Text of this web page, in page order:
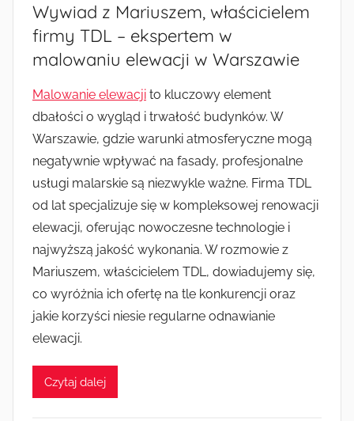
Wywiad z Mariuszem, właścicielem
firmy TDL – ekspertem w
malowaniu elewacji w Warszawie
Malowanie elewacji to kluczowy element
dbałości o wygląd i trwałość budynków. W
Warszawie, gdzie warunki atmosferyczne mogą
negatywnie wpływać na fasady, profesjonalne
usługi malarskie są niezwykle ważne. Firma TDL
od lat specjalizuje się w kompleksowej renowacji
elewacji, oferując nowoczesne technologie i
najwyższą jakość wykonania. W rozmowie z
Mariuszem, właścicielem TDL, dowiadujemy się,
co wyróżnia ich ofertę na tle konkurencji oraz
jakie korzyści niesie regularne odnawianie
elewacji.
Czytaj dalej